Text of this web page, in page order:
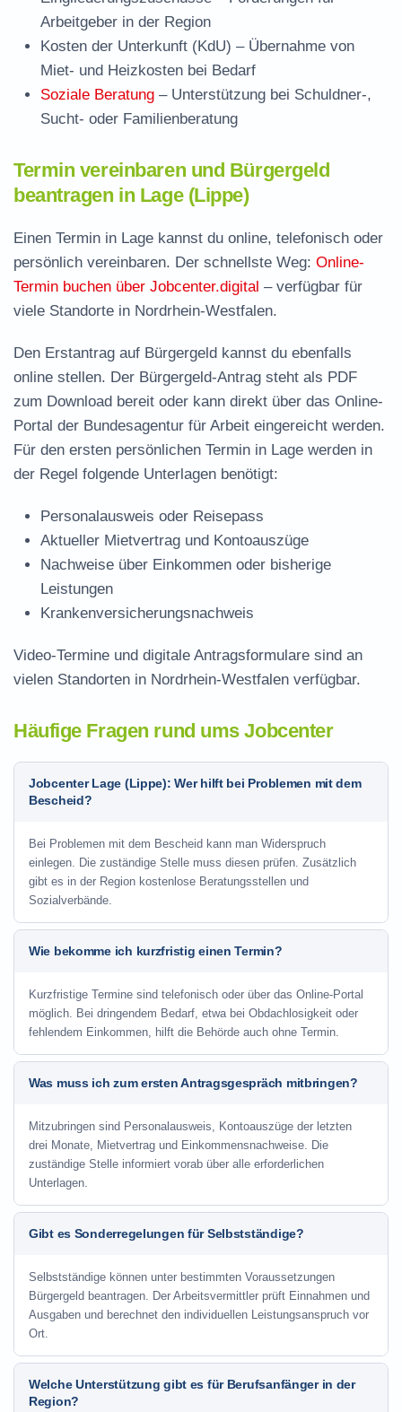
Arbeitgeber in der Region
Kosten der Unterkunft (KdU) – Übernahme von
Miet- und Heizkosten bei Bedarf
Soziale Beratung – Unterstützung bei Schuldner-,
Sucht- oder Familienberatung
Termin vereinbaren und Bürgergeld
beantragen in Lage (Lippe)
Einen Termin in Lage kannst du online, telefonisch oder
persönlich vereinbaren. Der schnellste Weg: Online-
Termin buchen über Jobcenter.digital – verfügbar für
viele Standorte in Nordrhein-Westfalen.
Den Erstantrag auf Bürgergeld kannst du ebenfalls
online stellen. Der Bürgergeld-Antrag steht als PDF
zum Download bereit oder kann direkt über das Online-
Portal der Bundesagentur für Arbeit eingereicht werden.
Für den ersten persönlichen Termin in Lage werden in
der Regel folgende Unterlagen benötigt:
Personalausweis oder Reisepass
Aktueller Mietvertrag und Kontoauszüge
Nachweise über Einkommen oder bisherige
Leistungen
Krankenversicherungsnachweis
Video-Termine und digitale Antragsformulare sind an
vielen Standorten in Nordrhein-Westfalen verfügbar.
Häufige Fragen rund ums Jobcenter
Jobcenter Lage (Lippe): Wer hilft bei Problemen mit dem
Bescheid?
Bei Problemen mit dem Bescheid kann man Widerspruch
einlegen. Die zuständige Stelle muss diesen prüfen. Zusätzlich
gibt es in der Region kostenlose Beratungsstellen und
Sozialverbände.
Wie bekomme ich kurzfristig einen Termin?
Kurzfristige Termine sind telefonisch oder über das Online-Portal
möglich. Bei dringendem Bedarf, etwa bei Obdachlosigkeit oder
fehlendem Einkommen, hilft die Behörde auch ohne Termin.
Was muss ich zum ersten Antragsgespräch mitbringen?
Mitzubringen sind Personalausweis, Kontoauszüge der letzten
drei Monate, Mietvertrag und Einkommensnachweise. Die
zuständige Stelle informiert vorab über alle erforderlichen
Unterlagen.
Gibt es Sonderregelungen für Selbstständige?
Selbstständige können unter bestimmten Voraussetzungen
Bürgergeld beantragen. Der Arbeitsvermittler prüft Einnahmen und
Ausgaben und berechnet den individuellen Leistungsanspruch vor
Ort.
Welche Unterstützung gibt es für Berufsanfänger in der
Region?